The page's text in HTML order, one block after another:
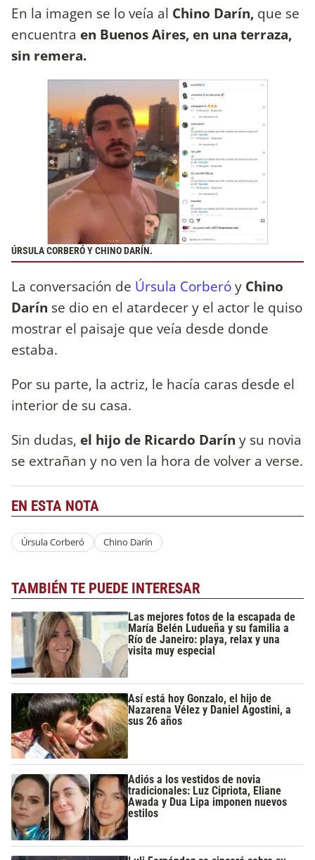
En la imagen se lo veía al Chino Darín, que se
encuentra en Buenos Aires, en una terraza,
sin remera.
ÚRSULA CORBERÓ Y CHINO DARÍN.
La conversación de Úrsula Corberóy Chino
Darín se dio en el atardecer y el actor le quiso
mostrar el paisaje que veía desde donde
estaba.
Por su parte, la actriz, le hacía caras desde el
interior de su casa.
Sin dudas, el hijo de Ricardo Darín y su novia
se extrañan y no ven la hora de volver a verse.
EN ESTA NOTA
Úrsula Corberó Chino Darín
TAMBIÉN TE PUEDE INTERESAR
Las mejores fotos de la escapada de
María Belén Ludueña y su familia a
Río de Janeiro: playa, relax y una
visita muy especial
Así está hoy Gonzalo, el hijo de
Nazarena Vélez y Daniel Agostini, a
sus 26 años
Adiós a los vestidos de novia
tradicionales: Luz Cipriota, Eliane
Awada y Dua Lipa imponen nuevos
estilos